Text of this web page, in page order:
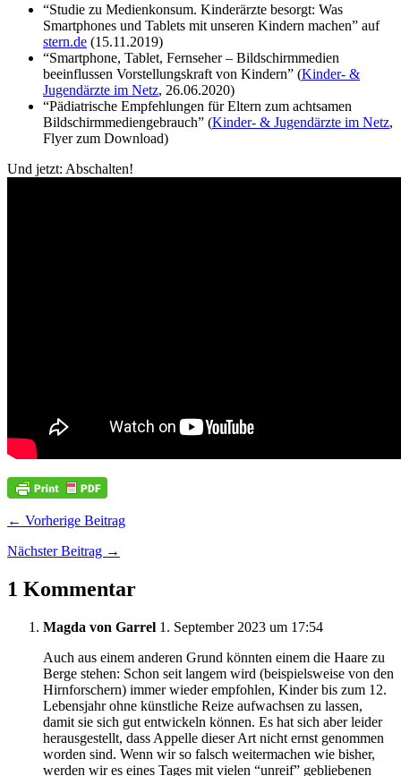
“Studie zu Medienkonsum. Kinderärzte besorgt: Was
Smartphones und Tablets mit unseren Kindern machen” auf
stern.de (15.11.2019)
“Smartphone, Tablet, Fernseher – Bildschirmmedien
beeinflussen Vorstellungskraft von Kindern” (Kinder- &
Jugendärzte im Netz, 26.06.2020)
“Pädiatrische Empfehlungen für Eltern zum achtsamen
Bildschirmmediengebrauch” (Kinder- & Jugendärzte im Netz,
Flyer zum Download)
Und jetzt: Abschalten!
← Vorherige Beitrag
Nächster Beitrag →
1 Kommentar
Magda von Garrel 1. September 2023 um 17:54
Auch aus einem anderen Grund könnten einem die Haare zu
Berge stehen: Schon seit langem wird (beispielsweise von den
Hirnforschern) immer wieder empfohlen, Kinder bis zum 12.
Lebensjahr ohne künstliche Reize aufwachsen zu lassen,
damit sie sich gut entwickeln können. Es hat sich aber leider
herausgestellt, dass Appelle dieser Art nicht ernst genommen
worden sind. Wenn wir so falsch weitermachen wie bisher,
werden wir es eines Tages mit vielen “unreif” gebliebenen